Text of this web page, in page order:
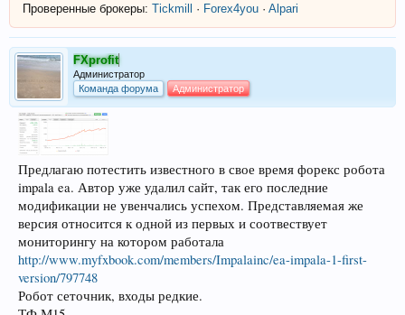
Проверенные брокеры: Tickmill · Forex4you · Alpari
FXprofit
Администратор
Команда форума
Администратор
Предлагаю потестить известного в свое время форекс робота
impala ea. Автор уже удалил сайт, так его последние
модификации не увенчались успехом. Представляемая же
версия относится к одной из первых и соотвествует
мониторингу на котором работала
http://www.myfxbook.com/members/Impalainc/ea-impala-1-first-
version/797748
Робот сеточник, входы редкие.